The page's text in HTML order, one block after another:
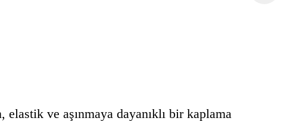
ve aşınmaya dayanıklı bir kaplama